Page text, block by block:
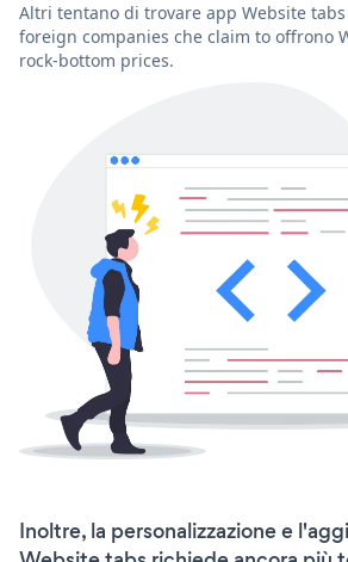
Altri tentano di trovare app Website
foreign companies che claim to offrono
rock-bottom prices.
Inoltre, la personalizzazione e